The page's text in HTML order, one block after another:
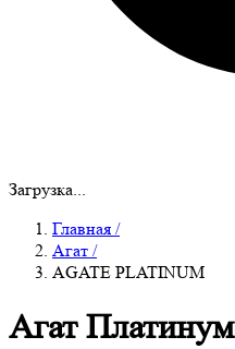
Загрузка...
Главная /
Агат /
AGATE PLATINUM
Агат Платинум